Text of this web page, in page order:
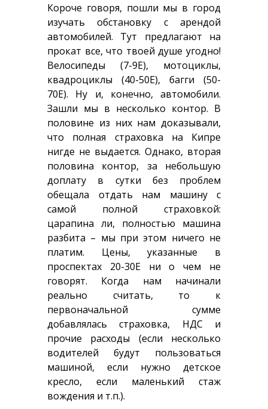
Короче говоря, пошли мы в город
изучать обстановку с арендой
автомобилей. Тут предлагают на
прокат все, что твоей душе угодно!
Велосипеды (7-9Е), мотоциклы,
квадроциклы (40-50Е), багги (50-
70Е). Ну и, конечно, автомобили.
Зашли мы в несколько контор. В
половине из них нам доказывали,
что полная страховка на Кипре
нигде не выдается. Однако, вторая
половина контор, за небольшую
доплату в сутки без проблем
обещала отдать нам машину с
самой полной страховкой:
царапина ли, полностью машина
разбита – мы при этом ничего не
платим. Цены, указанные в
проспектах 20-30Е ни о чем не
говорят. Когда нам начинали
реально считать, то к
первоначальной сумме
добавлялась страховка, НДС и
прочие расходы (если несколько
водителей будут пользоваться
машиной, если нужно детское
кресло, если маленький стаж
вождения и т.п.).